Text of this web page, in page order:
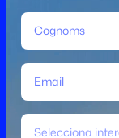
Selecciona